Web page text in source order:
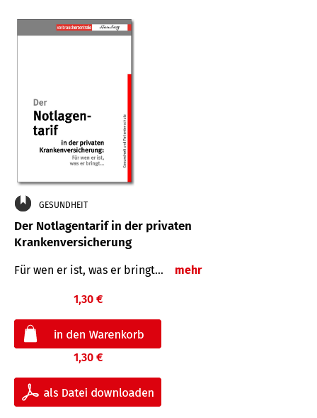
GESUNDHEIT
Der Notlagentarif in der privaten
Krankenversicherung
Für wen er ist, was er bringt… mehr
1,30 €
1,30 €